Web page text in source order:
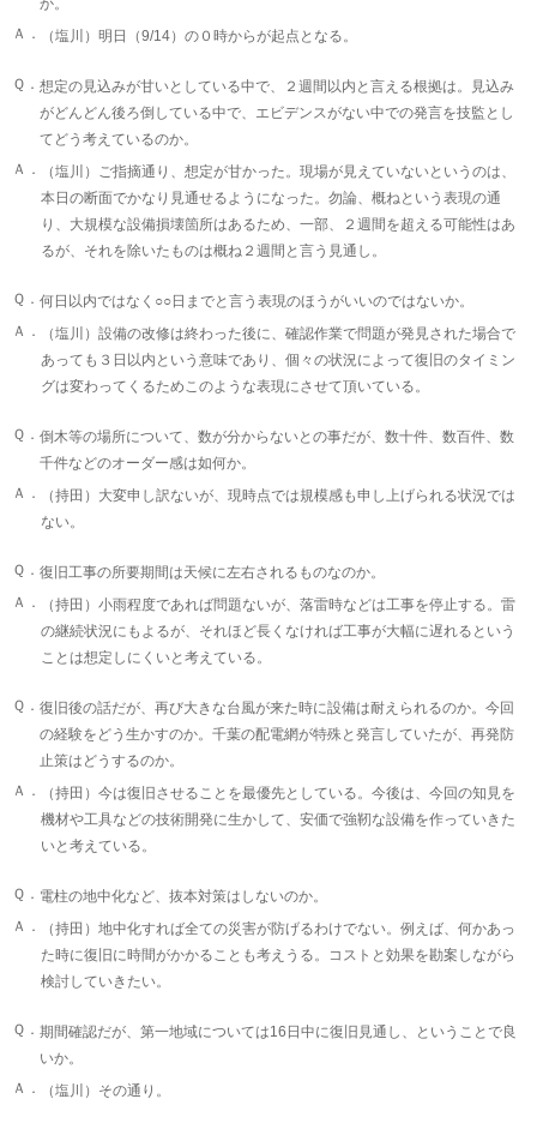
か。
Ａ．
（塩川）明日（9/14）の０時からが起点となる。
Ｑ． 想定の見込みが甘いとしている中で、２週間以内と言える根拠は。見込み
がどんどん後ろ倒している中で、エビデンスがない中での発言を技監とし
てどう考えているのか。
Ａ．
（塩川）ご指摘通り、想定が甘かった。現場が見えていないというのは、
本日の断面でかなり見通せるようになった。勿論、概ねという表現の通
り、大規模な設備損壊箇所はあるため、一部、２週間を超える可能性はあ
るが、それを除いたものは概ね２週間と言う見通し。
Ｑ． 何日以内ではなく○○日までと言う表現のほうがいいのではないか。
Ａ．
（塩川）設備の改修は終わった後に、確認作業で問題が発見された場合で
あっても３日以内という意味であり、個々の状況によって復旧のタイミン
グは変わってくるためこのような表現にさせて頂いている。
Ｑ． 倒木等の場所について、数が分からないとの事だが、数十件、数百件、数
千件などのオーダー感は如何か。
Ａ．
（持田）大変申し訳ないが、現時点では規模感も申し上げられる状況では
ない。
Ｑ． 復旧工事の所要期間は天候に左右されるものなのか。
Ａ．
（持田）小雨程度であれば問題ないが、落雷時などは工事を停止する。雷
の継続状況にもよるが、それほど長くなければ工事が大幅に遅れるという
ことは想定しにくいと考えている。
Ｑ． 復旧後の話だが、再び大きな台風が来た時に設備は耐えられるのか。今回
の経験をどう生かすのか。千葉の配電網が特殊と発言していたが、再発防
止策はどうするのか。
Ａ．
（持田）今は復旧させることを最優先としている。今後は、今回の知見を
機材や工具などの技術開発に生かして、安価で強靭な設備を作っていきた
いと考えている。
Ｑ． 電柱の地中化など、抜本対策はしないのか。
Ａ．
（持田）地中化すれば全ての災害が防げるわけでない。例えば、何かあっ
た時に復旧に時間がかかることも考えうる。コストと効果を勘案しながら
検討していきたい。
Ｑ． 期間確認だが、第一地域については16日中に復旧見通し、ということで良
いか。
Ａ．
（塩川）その通り。